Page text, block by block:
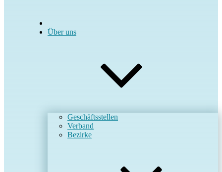
Über uns
Geschäftsstellen
Verband
Bezirke